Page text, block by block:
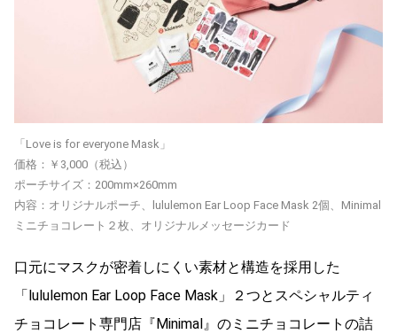
「Love is for everyone Mask」
価格：￥3,000（税込）
ポーチサイズ：200mm×260mm
内容：オリジナルポーチ、lululemon Ear Loop Face Mask 2個、Minimal
ミニチョコレート２枚、オリジナルメッセージカード
口元にマスクが密着しにくい素材と構造を採用した
「lululemon Ear Loop Face Mask」２つとスペシャルティ
チョコレート専門店『Minimal』のミニチョコレートの詰